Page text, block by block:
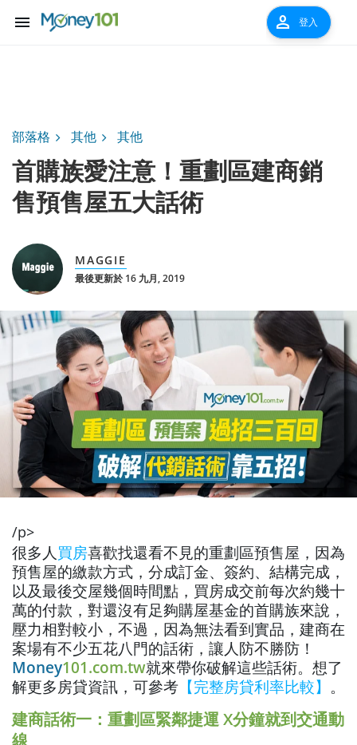
menu person 登入
部落格 其他 其他
首購族愛注意！重劃區建商銷
售預售屋五大話術
MAGGIE
最後更新於 16 九月, 2019
/p>
很多人 買房喜歡找還看不見的重劃區預售屋，因為
預售屋的繳款方式，分成訂金、簽約、結構完成，
以及最後交屋幾個時間點，買房成交前每次約幾十
萬的付款，對還沒有足夠購屋基金的首購族來說，
壓力相對較小，不過，因為無法看到實品，建商在
案場有不少五花八門的話術，讓人防不勝防！
Money101.com.tw就來帶你破解這些話術。想了
解更多房貸資訊，可參考 【完整房貸利率比較】 。
建商話術一：重劃區緊鄰捷運 X分鐘就到交通動
線